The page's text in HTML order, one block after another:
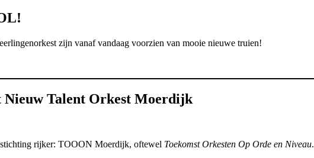
zijn vanaf vandaag voorzien van mooie nieuwe truien!
Nieuw Talent Orkest Moerdijk
rijker: TOOON Moerdijk, oftewel Toekomst Orkesten Op Orde en Niveau.